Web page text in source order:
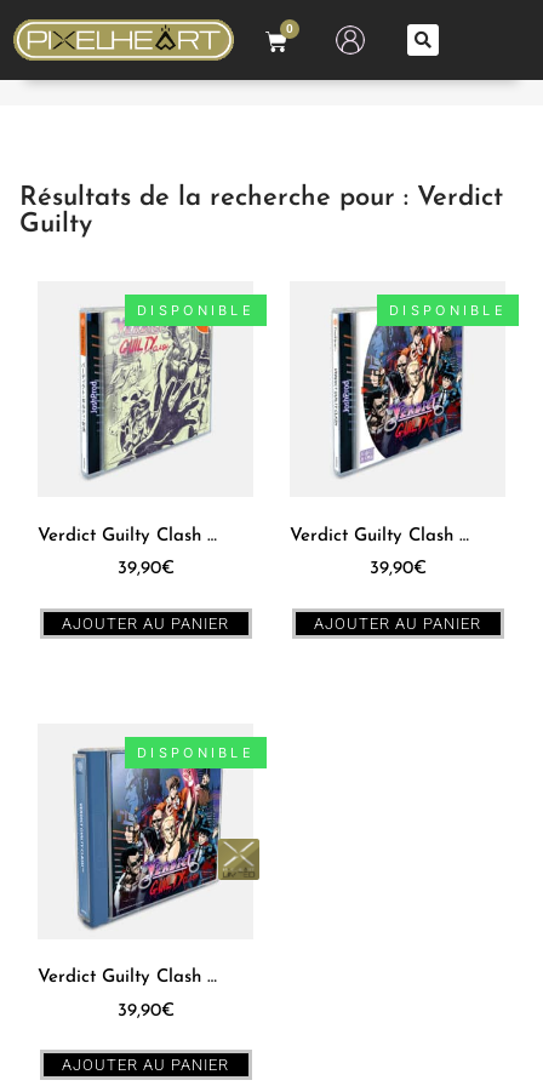
0
Résultats de la recherche pour : Verdict
Guilty
DISPONIBLE
Verdict Guilty Clash Dreamcast [JPN]
39,90€
AJOUTER AU PANIER
DISPONIBLE
Verdict Guilty Clash Dreamcast [US]
39,90€
AJOUTER AU PANIER
DISPONIBLE
Verdict Guilty Clash Dreamcast [PAL]
39,90€
AJOUTER AU PANIER